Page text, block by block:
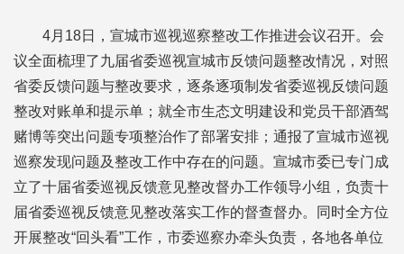
4月18日，宣城市巡视巡察整改工作推进会议召开。会
议全面梳理了九届省委巡视宣城市反馈问题整改情况，对照
省委反馈问题与整改要求，逐条逐项制发省委巡视反馈问题
整改对账单和提示单；就全市生态文明建设和党员干部酒驾
赌博等突出问题专项整治作了部署安排；通报了宣城市巡视
巡察发现问题及整改工作中存在的问题。宣城市委已专门成
立了十届省委巡视反馈意见整改督办工作领导小组，负责十
届省委巡视反馈意见整改落实工作的督查督办。同时全方位
开展整改“回头看”工作，市委巡察办牵头负责，各地各单位